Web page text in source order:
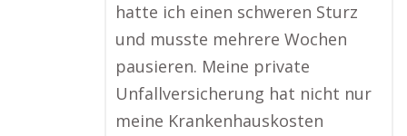
hatte ich einen schweren Sturz
und musste mehrere Wochen
pausieren. Meine private
Unfallversicherung hat nicht nur
meine Krankenhauskosten